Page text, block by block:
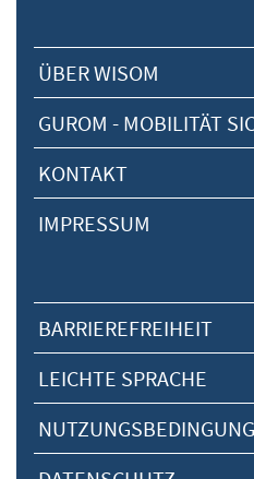
ÜBER WISOM
GUROM - MOBILITÄT
KONTAKT
IMPRESSUM
BARRIEREFREIHEIT
LEICHTE SPRACHE